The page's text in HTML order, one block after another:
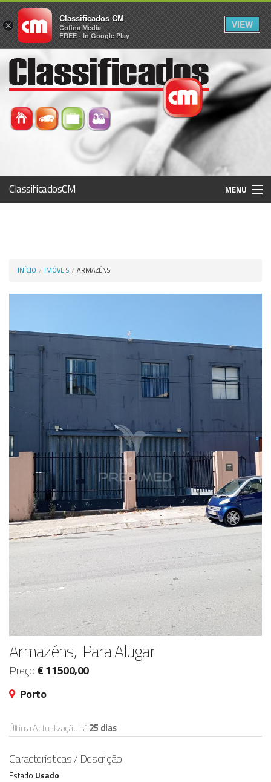
ClassificadosCM MENU
INÍCIO IMÓVEIS ARMAZÉNS
Armazéns, Para Alugar
Preço€ 11500,00
Porto
Última Actualização há25 dias
Características / Descrição
Estado Usado
×
Classificados CM
Cofina Media
FREE - In Google Play
VIEW